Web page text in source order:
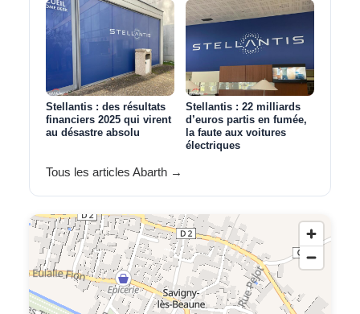
Stellantis : des résultats
financiers 2025 qui virent
au désastre absolu
Stellantis : 22 milliards
d’euros partis en fumée,
la faute aux voitures
électriques
Tous les articles Abarth →